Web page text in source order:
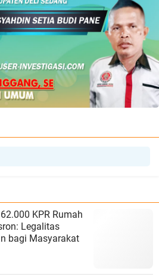
KPR Rumah
Legalitas
bagi Masyarakat